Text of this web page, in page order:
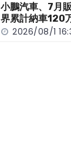
小鵬汽車、7月
界累計納車120
2026/08/1